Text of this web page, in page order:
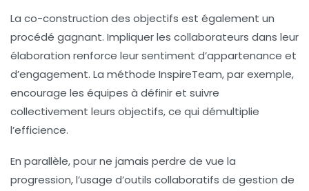
La co-construction des objectifs est également un
procédé gagnant. Impliquer les collaborateurs dans leur
élaboration renforce leur sentiment d’appartenance et
d’engagement. La méthode InspireTeam, par exemple,
encourage les équipes à définir et suivre
collectivement leurs objectifs, ce qui démultiplie
l’efficience.
En parallèle, pour ne jamais perdre de vue la
progression, l’usage d’outils collaboratifs de gestion de